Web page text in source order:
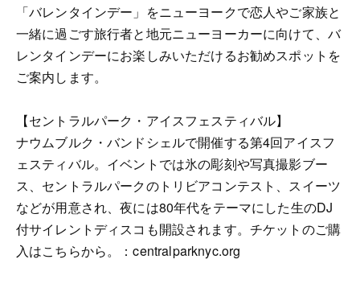
「バレンタインデー」をニューヨークで恋人やご家族と
一緒に過ごす旅行者と地元ニューヨーカーに向けて、バ
レンタインデーにお楽しみいただけるお勧めスポットを
ご案内します。
【セントラルパーク・アイスフェスティバル】
ナウムブルク・バンドシェルで開催する第4回アイスフ
ェスティバル。イベントでは氷の彫刻や写真撮影ブー
ス、セントラルパークのトリビアコンテスト、スイーツ
などが用意され、夜には80年代をテーマにした生のDJ
付サイレントディスコも開設されます。チケットのご購
入はこちらから。：centralparknyc.org